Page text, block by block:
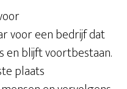
voor een bedrijf dat
en blijft voortbestaan.
plaats